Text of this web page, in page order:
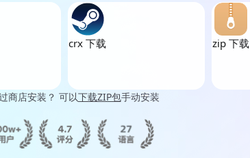
crx 下载 zip 下载
商店安装？ 可以下载ZIP包手动安装